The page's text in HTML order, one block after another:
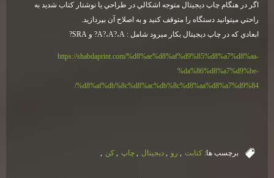
اگر در هنگام چاپ ديجيتال متوجه اشكالي در طراحي يا نوشتار كتاب شديد به
راحتي ميتوانيد دستگاه را متوقف كنيد و به اصلاح آن بپردازيد.
ابعادي كه در چاپ ديجيتال بكار ميرود شامل : A?،A?،A? و SRA?
https://shabdaprint.com/%d8%ae%d8%af%d9%85%d8%a7%d8%aa-
%da%86%d8%a7%d9%be-
%d8%af%db%8c%d8%ac%db%8c%d8%aa%d8%a7%d9%84/
برچسب ها: كتابت , رو , ديجيتال , چاپ , كن ,